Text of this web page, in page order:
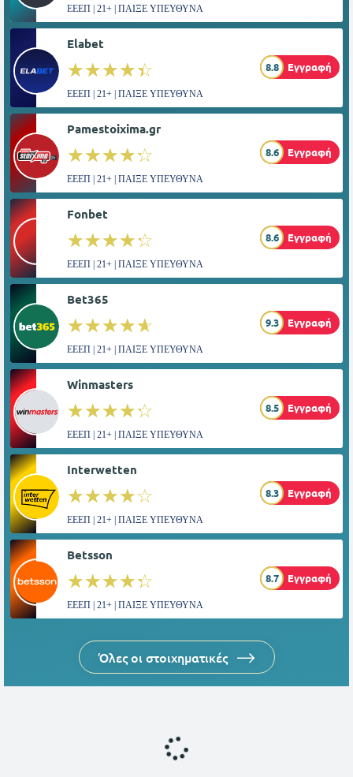
ΕΕΕΠ | 21+ | ΠΑΙΞΕ ΥΠΕΥΘΥΝΑ
Elabet
☆☆☆☆☆
★★★★★ 8.8 Εγγραφή
ΕΕΕΠ | 21+ | ΠΑΙΞΕ ΥΠΕΥΘΥΝΑ
Pamestoixima.gr
☆☆☆☆☆
★★★★★ 8.6 Εγγραφή
ΕΕΕΠ | 21+ | ΠΑΙΞΕ ΥΠΕΥΘΥΝΑ
Fonbet
☆☆☆☆☆
★★★★★ 8.6 Εγγραφή
ΕΕΕΠ | 21+ | ΠΑΙΞΕ ΥΠΕΥΘΥΝΑ
Bet365
☆☆☆☆☆
★★★★★ 9.3 Εγγραφή
ΕΕΕΠ | 21+ | ΠΑΙΞΕ ΥΠΕΥΘΥΝΑ
Winmasters
☆☆☆☆☆
★★★★★ 8.5 Εγγραφή
ΕΕΕΠ | 21+ | ΠΑΙΞΕ ΥΠΕΥΘΥΝΑ
Interwetten
☆☆☆☆☆
★★★★★ 8.3 Εγγραφή
ΕΕΕΠ | 21+ | ΠΑΙΞΕ ΥΠΕΥΘΥΝΑ
Betsson
☆☆☆☆☆
★★★★★ 8.7 Εγγραφή
ΕΕΕΠ | 21+ | ΠΑΙΞΕ ΥΠΕΥΘΥΝΑ
Όλες οι στοιχηματικές